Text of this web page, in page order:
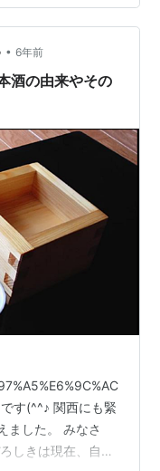
い宮泉、癒されま
• 6年前
酒の由来やその
す(^^♪ 関西にも緊
ました。 みなさ
しきは現在、自宅